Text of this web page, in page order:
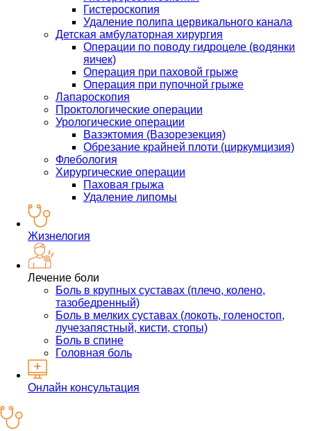
Гистероскопия
Удаление полипа цервикального канала
Детская амбулаторная хирургия
Операции по поводу гидроцеле (водянки
яичек)
Операция при паховой грыже
Операция при пупочной грыже
Лапароскопия
Проктологические операции
Урологические операции
Вазэктомия (Вазорезекция)
Обрезание крайней плоти (циркумцизия)
Флебология
Хирургические операции
Паховая грыжа
Удаление липомы
Жизнелогия
Лечение боли
Боль в крупных суставах (плечо, колено,
тазобедренный)
Боль в мелких суставах (локоть, голеностоп,
лучезапястный, кисти, стопы)
Боль в спине
Головная боль
Онлайн консультация